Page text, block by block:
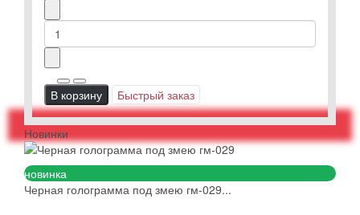
В корзину Быстрый заказ
Новинки
новинка
Черная голограмма под змею гм-029...